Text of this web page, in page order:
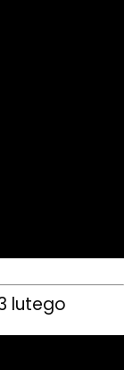
lutego